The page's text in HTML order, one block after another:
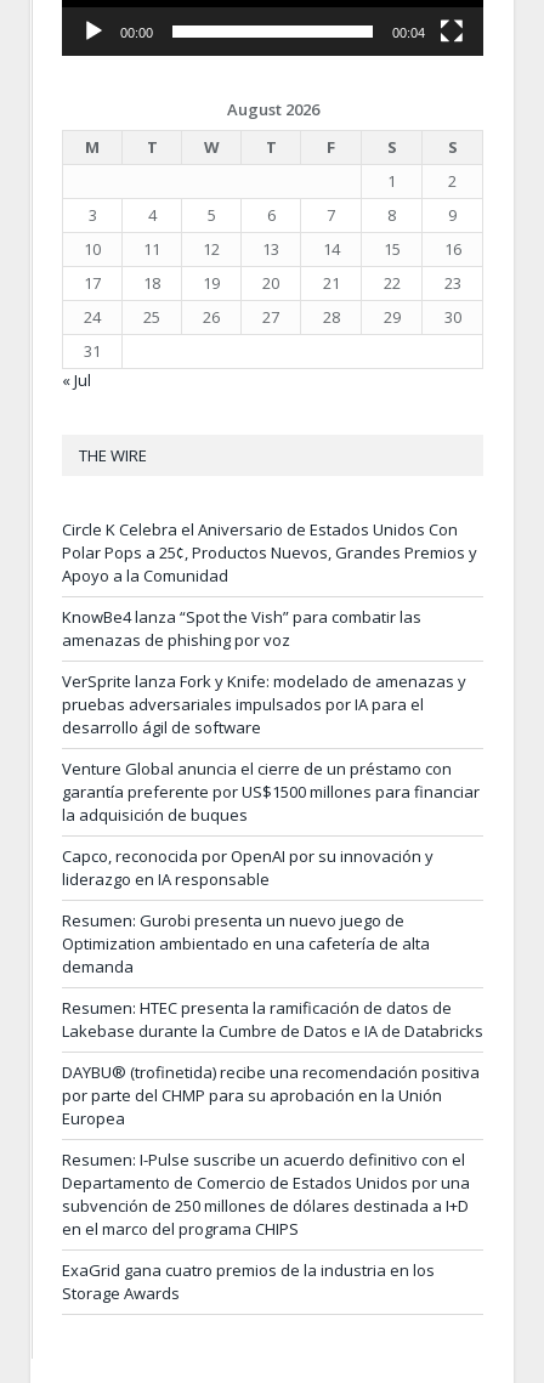
00:00 00:04
August 2026
M
T W T F S
S
1
2
3
4 5 6 7 8
9
10
11 12 13 14 15
16
17
18 19 20 21 22
23
24
25 26 27 28 29
30
31
« Jul
THE WIRE
Circle K Celebra el Aniversario de Estados Unidos Con
Polar Pops a 25¢, Productos Nuevos, Grandes Premios y
Apoyo a la Comunidad
KnowBe4 lanza “Spot the Vish” para combatir las
amenazas de phishing por voz
VerSprite lanza Fork y Knife: modelado de amenazas y
pruebas adversariales impulsados por IA para el
desarrollo ágil de software
Venture Global anuncia el cierre de un préstamo con
garantía preferente por US$1500 millones para financiar
la adquisición de buques
Capco, reconocida por OpenAI por su innovación y
liderazgo en IA responsable
Resumen: Gurobi presenta un nuevo juego de
Optimization ambientado en una cafetería de alta
demanda
Resumen: HTEC presenta la ramificación de datos de
Lakebase durante la Cumbre de Datos e IA de Databricks
DAYBU® (trofinetida) recibe una recomendación positiva
por parte del CHMP para su aprobación en la Unión
Europea
Resumen: I-Pulse suscribe un acuerdo definitivo con el
Departamento de Comercio de Estados Unidos por una
subvención de 250 millones de dólares destinada a I+D
en el marco del programa CHIPS
ExaGrid gana cuatro premios de la industria en los
Storage Awards